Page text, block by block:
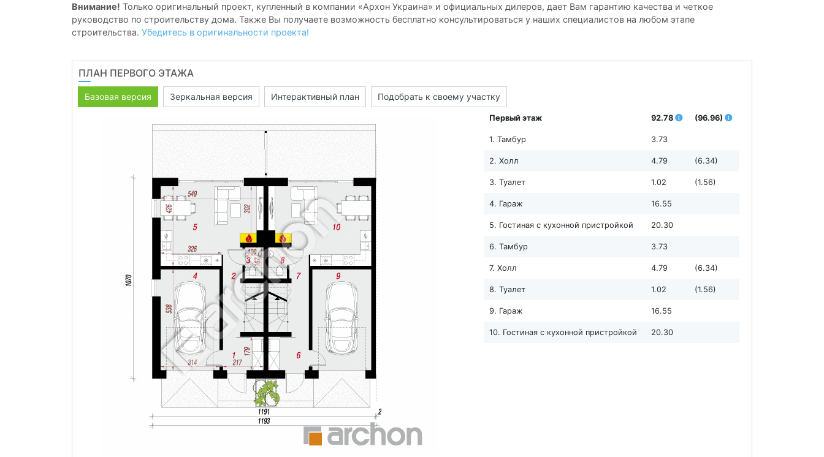
Внимание! Только оригинальный проект, купленный в компании «Архон Украина» и официальных дилеров, дает Вам гарантию качества и четкое
руководство по строительству дома. Также Вы получаете возможность бесплатно консультироваться у наших специалистов на любом этапе
строительства. Убедитесь в оригинальности проекта!
ПЛАН ПЕРВОГО ЭТАЖА
Базовая версия Зеркальная версия Интерактивный план Подобрать к своему участку
Первый этаж 92.78 (96.96)
1. Тамбур 3.73
2. Холл 4.79 (6.34)
3. Туалет 1.02 (1.56)
4. Гараж 16.55
5. Гостиная с кухонной пристройкой 20.30
6. Тамбур 3.73
7. Холл 4.79 (6.34)
8. Туалет 1.02 (1.56)
9. Гараж 16.55
10. Гостиная с кухонной пристройкой 20.30